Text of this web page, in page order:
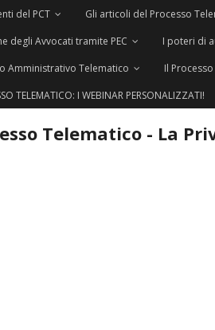
del PCT Gli articoli del Processo
degli Avvocati tramite PEC
I poteri di
Amministrativo Telematico
Il
TELEMATICO: I WEBINAR PERSONALIZZATI!
Telematico - La